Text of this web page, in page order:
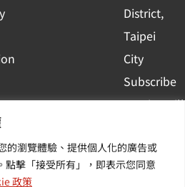
的瀏覽體驗、提供個人化的廣告或
點擊「接受所有」，即表示您同意
政策
District,
Taipei
City
Subscribe
to WingWill
the latest
event and